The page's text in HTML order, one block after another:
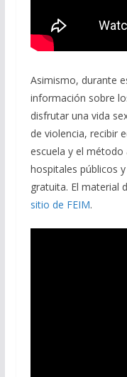
Asimismo, durante
información sobre
disfrutar una vida
de violencia, recibir
escuela y el
hospitales públicos
gratuita. El material
sitio de FEIM.